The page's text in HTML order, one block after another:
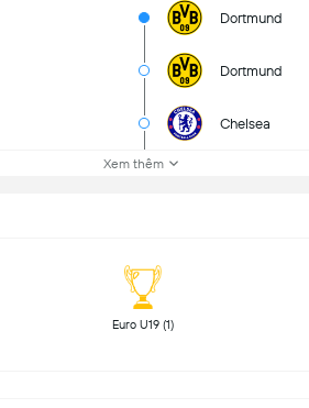
Dortmund
Dortmund
Chelsea
Xem thêm